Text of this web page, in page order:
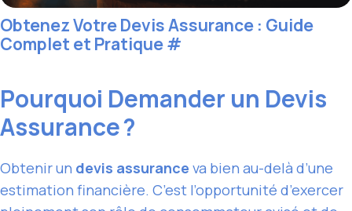
Obtenez Votre Devis Assurance : Guide
Complet et Pratique#
Pourquoi Demander un Devis
Assurance ?
Obtenir un devis assurance va bien au-delà d’une
estimation financière. C’est l’opportunité d’exercer